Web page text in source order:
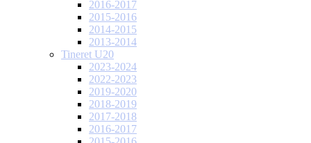
2016-2017
2015-2016
2014-2015
2013-2014
Tineret U20
2023-2024
2022-2023
2019-2020
2018-2019
2017-2018
2016-2017